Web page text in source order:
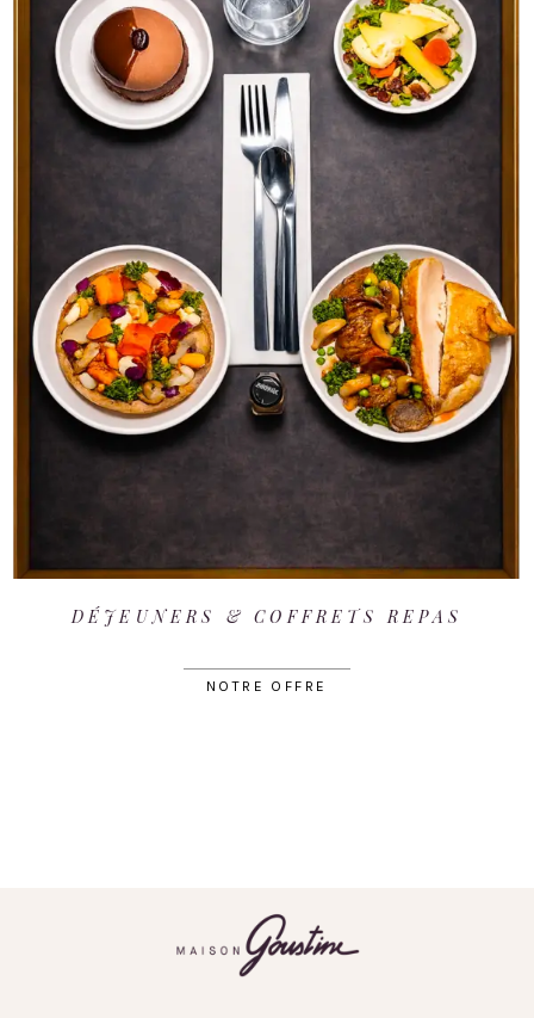
DÉJEUNERS & COFFRETS REPAS
NOTRE OFFRE